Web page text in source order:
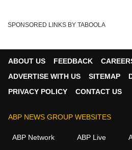
Tags : Petrol Price Hike
Petrol
न्यूज़ वीडियोज
SPONSORED LINKS BY TABOOLA
ABOUT US FEEDBACK
ADVERTISE WITH US
SITEMAP
PRIVACY POLICY
CONTACT US
ABP NEWS GROUP WEBSITES
ABP Network ABP Live